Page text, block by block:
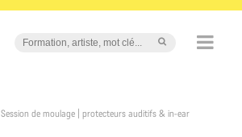
Session de moulage | protecteurs auditifs & in-ear